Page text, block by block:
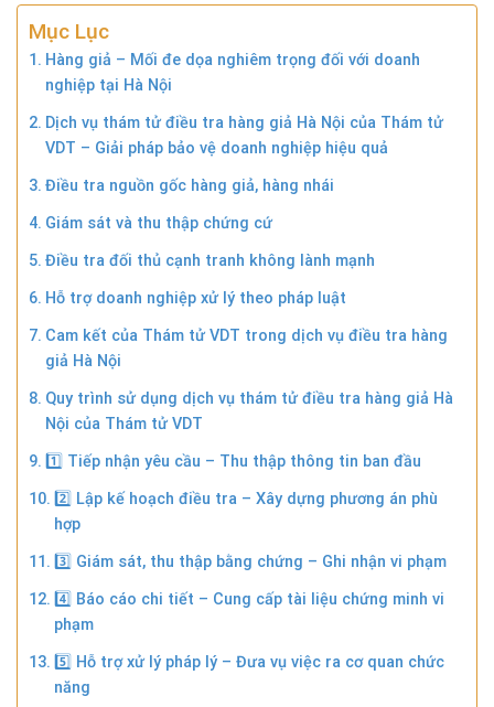
Mục Lục
Hàng giả – Mối đe dọa nghiêm trọng đối với doanh
nghiệp tại Hà Nội
Dịch vụ thám tử điều tra hàng giả Hà Nội của Thám tử
VDT – Giải pháp bảo vệ doanh nghiệp hiệu quả
Điều tra nguồn gốc hàng giả, hàng nhái
Giám sát và thu thập chứng cứ
Điều tra đối thủ cạnh tranh không lành mạnh
Hỗ trợ doanh nghiệp xử lý theo pháp luật
Cam kết của Thám tử VDT trong dịch vụ điều tra hàng
giả Hà Nội
Quy trình sử dụng dịch vụ thám tử điều tra hàng giả Hà
Nội của Thám tử VDT
1️⃣ Tiếp nhận yêu cầu – Thu thập thông tin ban đầu
2️⃣ Lập kế hoạch điều tra – Xây dựng phương án phù
hợp
3️⃣ Giám sát, thu thập bằng chứng – Ghi nhận vi phạm
4️⃣ Báo cáo chi tiết – Cung cấp tài liệu chứng minh vi
phạm
5️⃣ Hỗ trợ xử lý pháp lý – Đưa vụ việc ra cơ quan chức
năng